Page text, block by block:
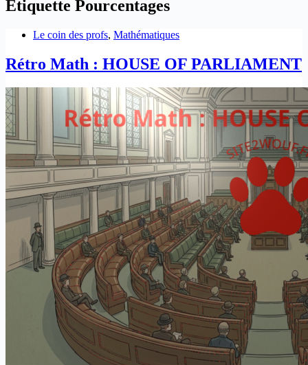
Étiquette Pourcentages
Le coin des profs, Mathématiques
Rétro Math : HOUSE OF PARLIAMENT